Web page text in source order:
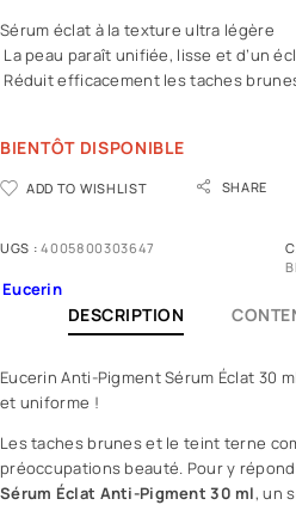
Sérum éclat à la texture ultra légère
La peau paraît unifiée, lisse et d’un
Réduit efficacement les taches
BIENTÔT DISPONIBLE
ADD TO WISHLIST SHARE
UGS :4005800303647
Eucerin
DESCRIPTION
Eucerin Anti-Pigment Sérum Éclat 30
et uniforme !
Les taches brunes et le teint terne
préoccupations beauté. Pour y
Sérum Éclat Anti-Pigment 30 ml, un